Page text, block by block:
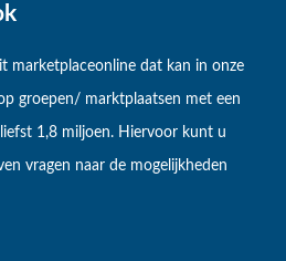
marketplaceonline dat kan in onze
groepen/ marktplaatsen met een
1,8 miljoen. Hiervoor kunt u
vragen naar de mogelijkheden